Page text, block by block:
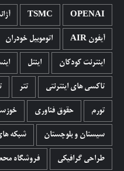
OPENAI
TSMC
آیفون AIR اتوموبیل خودران
اینترنت کودکان اینتل
تاکسی های اینترنتی تتر
تورم حقوق فناوری
سیستان و بلوچستان شبکه
طراحی گرافیکی فروشگاه